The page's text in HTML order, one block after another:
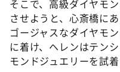
そこで、高級ダイヤモ
させようと、心斎橋に
ゴージャスなダイヤモ
に着け、ヘレンはテン
モンドジュエリーを試